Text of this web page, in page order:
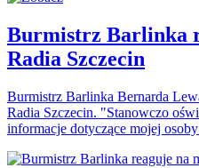
Burmistrz Barlinka
Radia Szczecin
Burmistrz Barlinka Bernarda
Radia Szczecin. "Stanowczo
informacje dotyczące mojej